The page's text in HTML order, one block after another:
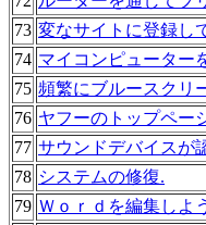
73 変なサイトに登録し
74 マイコンピューター
75 頻繁にブルースクリ
76 ヤフーのトップペー
77 サウンドデバイスが
78 システムの修復.
79 Ｗｏｒｄを編集しよ